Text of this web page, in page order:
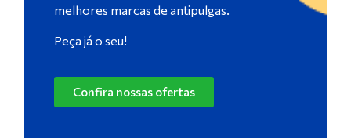
melhores marcas de antipulgas.
Peça já o seu!
Confira nossas ofertas